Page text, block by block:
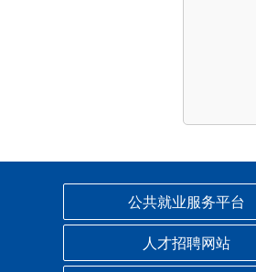
公共就业服务平台
人才招聘网站